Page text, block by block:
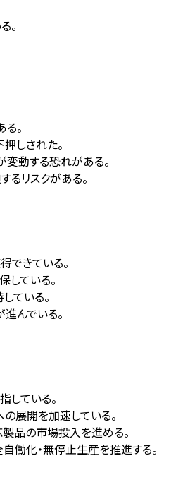
。
。
しされた。
動する恐れがある。
リスクがある。
きている。
ている。
ている。
んでいる。
ている。
展開を加速している。
品の市場投入を進める。
働化・無停止生産を推進する。